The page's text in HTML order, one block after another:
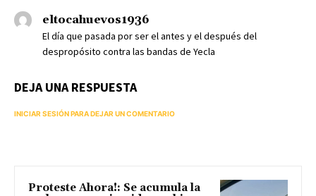
eltocahuevos1936
El día que pasada por ser el antes y el después del
despropósito contra las bandas de Yecla
DEJA UNA RESPUESTA
INICIAR SESIÓN PARA DEJAR UN COMENTARIO
Proteste Ahora!: Se acumula la